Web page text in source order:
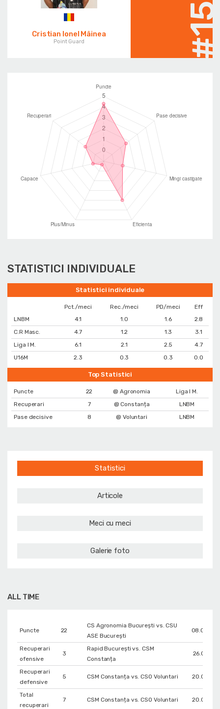
Cristian Ionel Mâinea
Point Guard
STATISTICI INDIVIDUALE
Statistici individuale
Pct./meci Rec./meci PD/meci
Eff
LNBM
4.1 1.0 1.6
2.8
C.R Masc.
4.7 1.2 1.3
3.1
Liga I M.
6.1 2.1 2.5
4.7
U16M
2.3 0.3 0.3 0.0
Top Statistici
Puncte 22 @ Agronomia
Liga I M.
Recuperari
7 @ Constanța
LNBM
Pase decisive
8 @ Voluntari LNBM
Statistici
Articole
Meci cu meci
Galerie foto
ALL TIME
Puncte 22
CS Agronomia București vs. CSU
ASE București
Recuperari
ofensive
3
Rapid București vs. CSM
Constanța
Recuperari
defensive
5 CSM Constanța vs. CSO Voluntari
Total
recuperari
7 CSM Constanța vs. CSO Voluntari